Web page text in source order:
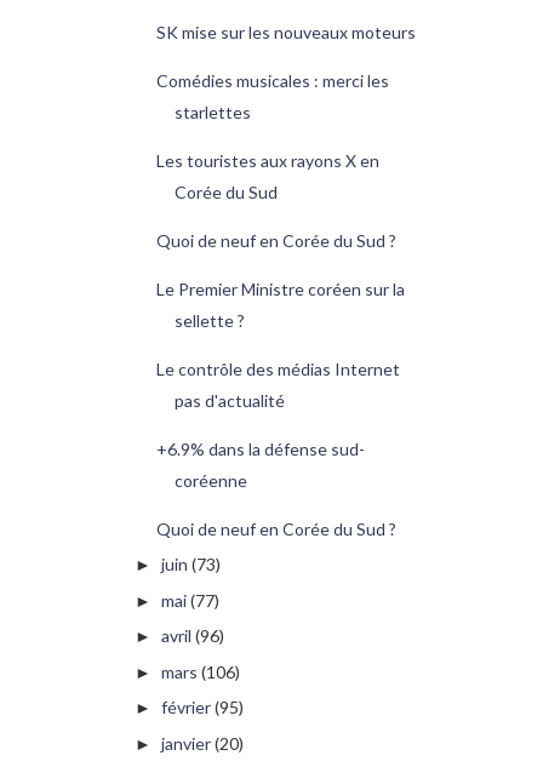
SK mise sur les nouveaux moteurs
Comédies musicales : merci les
starlettes
Les touristes aux rayons X en
Corée du Sud
Quoi de neuf en Corée du Sud ?
Le Premier Ministre coréen sur la
sellette ?
Le contrôle des médias Internet
pas d'actualité
+6.9% dans la défense sud-
coréenne
Quoi de neuf en Corée du Sud ?
► juin (73)
► mai(77)
► avril (96)
► mars (106)
► février(95)
► janvier(20)